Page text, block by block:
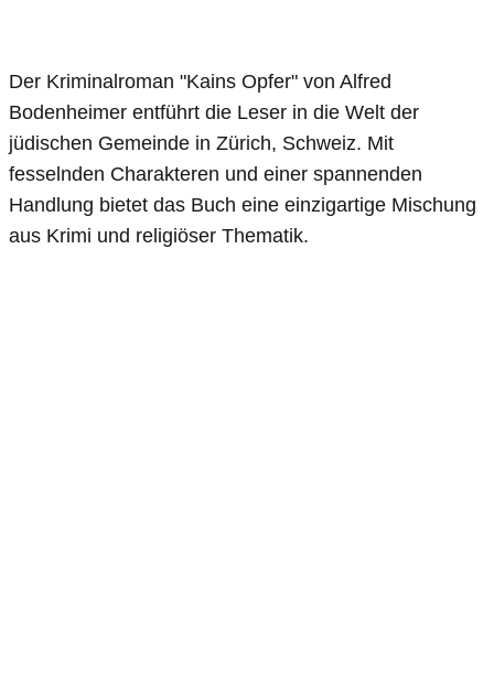
Der Kriminalroman "Kains Opfer" von Alfred
Bodenheimer entführt die Leser in die Welt der
jüdischen Gemeinde in Zürich, Schweiz. Mit
fesselnden Charakteren und einer spannenden
Handlung bietet das Buch eine einzigartige Mischung
aus Krimi und religiöser Thematik.